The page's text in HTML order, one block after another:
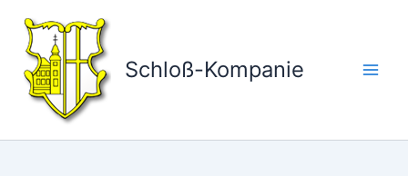
Inhalt
springen
Schloß-Kompanie